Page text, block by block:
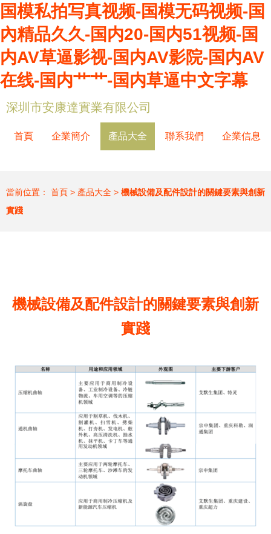
国模私拍写真视频-国模无码视频-国
內精品久久-国内20-国内51视频-国
内AV草逼影视-国内AV影院-国内AV
在线-国内艹艹-国内草逼中文字幕
深圳市安康達實業有限公司
首頁 企業簡介 產品大全 聯系我們 企業信息
當前位置： 首頁 > 產品大全 > 機械設備及配件設計的關鍵要素與創新
實踐
機械設備及配件設計的關鍵要素與創新
實踐